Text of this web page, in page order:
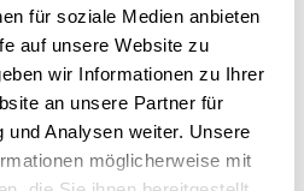
für soziale Medien anbieten
auf unsere Website zu
wir Informationen zu Ihrer
an unsere Partner für
und Analysen weiter. Unsere
möglicherweise mit